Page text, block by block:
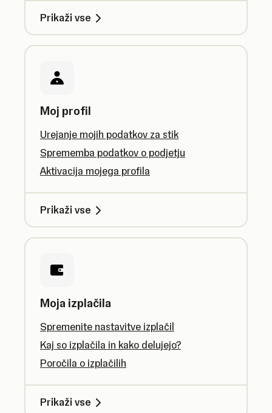
Prikaži vse
Moj profil
Urejanje mojih podatkov za stik
Sprememba podatkov o podjetju
Aktivacija mojega profila
Prikaži vse
Moja izplačila
Spremenite nastavitve izplačil
Kaj so izplačila in kako delujejo?
Poročila o izplačilih
Prikaži vse